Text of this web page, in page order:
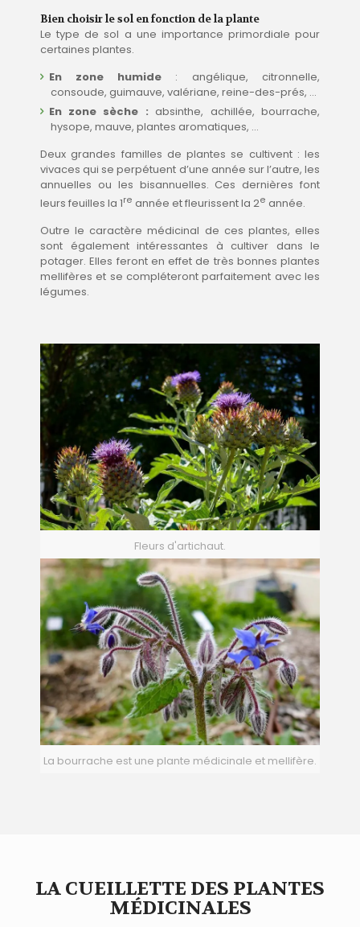
Bien choisir le sol en fonction de la plante
Le type de sol a une importance primordiale pour
certaines plantes.
En zone humide : angélique, citronnelle,
consoude, guimauve, valériane, reine-des-prés, …
En zone sèche : absinthe, achillée, bourrache,
hysope, mauve, plantes aromatiques, …
Deux grandes familles de plantes se cultivent : les
vivaces qui se perpétuent d’une année sur l’autre, les
annuelles ou les bisannuelles. Ces dernières font
leurs feuilles la 1re année et fleurissent la 2e année.
Outre le caractère médicinal de ces plantes, elles
sont également intéressantes à cultiver dans le
potager. Elles feront en effet de très bonnes plantes
mellifères et se compléteront parfaitement avec les
légumes.
Fleurs d'artichaut.
La bourrache est une plante médicinale et mellifère.
LA CUEILLETTE DES PLANTES
MÉDICINALES